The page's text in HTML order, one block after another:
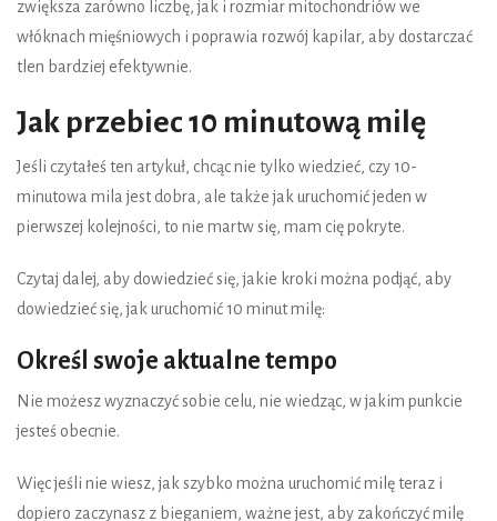
zwiększa zarówno liczbę, jak i rozmiar mitochondriów we
włóknach mięśniowych i poprawia rozwój kapilar, aby dostarczać
tlen bardziej efektywnie.
Jak przebiec 10 minutową milę
Jeśli czytałeś ten artykuł, chcąc nie tylko wiedzieć, czy 10-
minutowa mila jest dobra, ale także jak uruchomić jeden w
pierwszej kolejności, to nie martw się, mam cię pokryte.
Czytaj dalej, aby dowiedzieć się, jakie kroki można podjąć, aby
dowiedzieć się, jak uruchomić 10 minut milę:
Określ swoje aktualne tempo
Nie możesz wyznaczyć sobie celu, nie wiedząc, w jakim punkcie
jesteś obecnie.
Więc jeśli nie wiesz, jak szybko można uruchomić milę teraz i
dopiero zaczynasz z bieganiem, ważne jest, aby zakończyć milę